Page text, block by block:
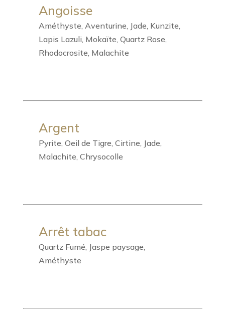
Angoisse
Améthyste, Aventurine, Jade, Kunzite,
Lapis Lazuli, Mokaïte, Quartz Rose,
Rhodocrosite, Malachite
Argent
Pyrite, Oeil de Tigre, Cirtine, Jade,
Malachite, Chrysocolle
Arrêt tabac
Quartz Fumé, Jaspe paysage,
Améthyste